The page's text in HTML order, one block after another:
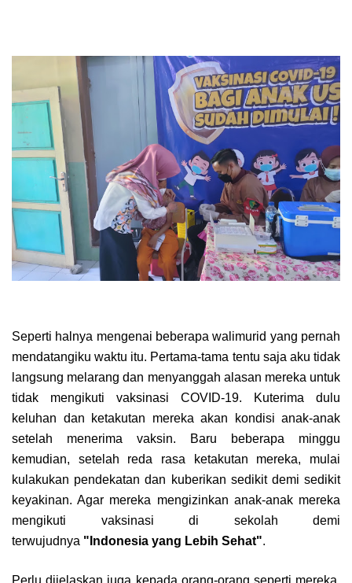
Seperti halnya mengenai beberapa walimurid yang pernah
mendatangiku waktu itu. Pertama-tama tentu saja aku tidak
langsung melarang dan menyanggah alasan mereka untuk
tidak mengikuti vaksinasi COVID-19. Kuterima dulu
keluhan dan ketakutan mereka akan kondisi anak-anak
setelah menerima vaksin. Baru beberapa minggu
kemudian, setelah reda rasa ketakutan mereka, mulai
kulakukan pendekatan dan kuberikan sedikit demi sedikit
keyakinan. Agar mereka mengizinkan anak-anak mereka
mengikuti vaksinasi di sekolah demi
terwujudnya "Indonesia yang Lebih Sehat".
Perlu dijelaskan juga kepada orang-orang seperti mereka,